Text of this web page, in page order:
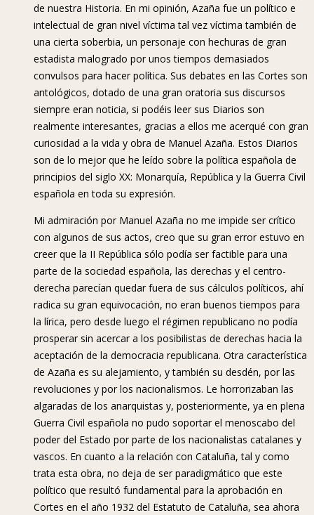
de nuestra Historia. En mi opinión, Azaña fue un político e
intelectual de gran nivel víctima tal vez víctima también de
una cierta soberbia, un personaje con hechuras de gran
estadista malogrado por unos tiempos demasiados
convulsos para hacer política. Sus debates en las Cortes son
antológicos, dotado de una gran oratoria sus discursos
siempre eran noticia, si podéis leer sus Diarios son
realmente interesantes, gracias a ellos me acerqué con gran
curiosidad a la vida y obra de Manuel Azaña. Estos Diarios
son de lo mejor que he leído sobre la política española de
principios del siglo XX: Monarquía, República y la Guerra Civil
española en toda su expresión.
Mi admiración por Manuel Azaña no me impide ser crítico
con algunos de sus actos, creo que su gran error estuvo en
creer que la II República sólo podía ser factible para una
parte de la sociedad española, las derechas y el centro-
derecha parecían quedar fuera de sus cálculos políticos, ahí
radica su gran equivocación, no eran buenos tiempos para
la lírica, pero desde luego el régimen republicano no podía
prosperar sin acercar a los posibilistas de derechas hacia la
aceptación de la democracia republicana. Otra característica
de Azaña es su alejamiento, y también su desdén, por las
revoluciones y por los nacionalismos. Le horrorizaban las
algaradas de los anarquistas y, posteriormente, ya en plena
Guerra Civil española no pudo soportar el menoscabo del
poder del Estado por parte de los nacionalistas catalanes y
vascos. En cuanto a la relación con Cataluña, tal y como
trata esta obra, no deja de ser paradigmático que este
político que resultó fundamental para la aprobación en
Cortes en el año 1932 del Estatuto de Cataluña, sea ahora